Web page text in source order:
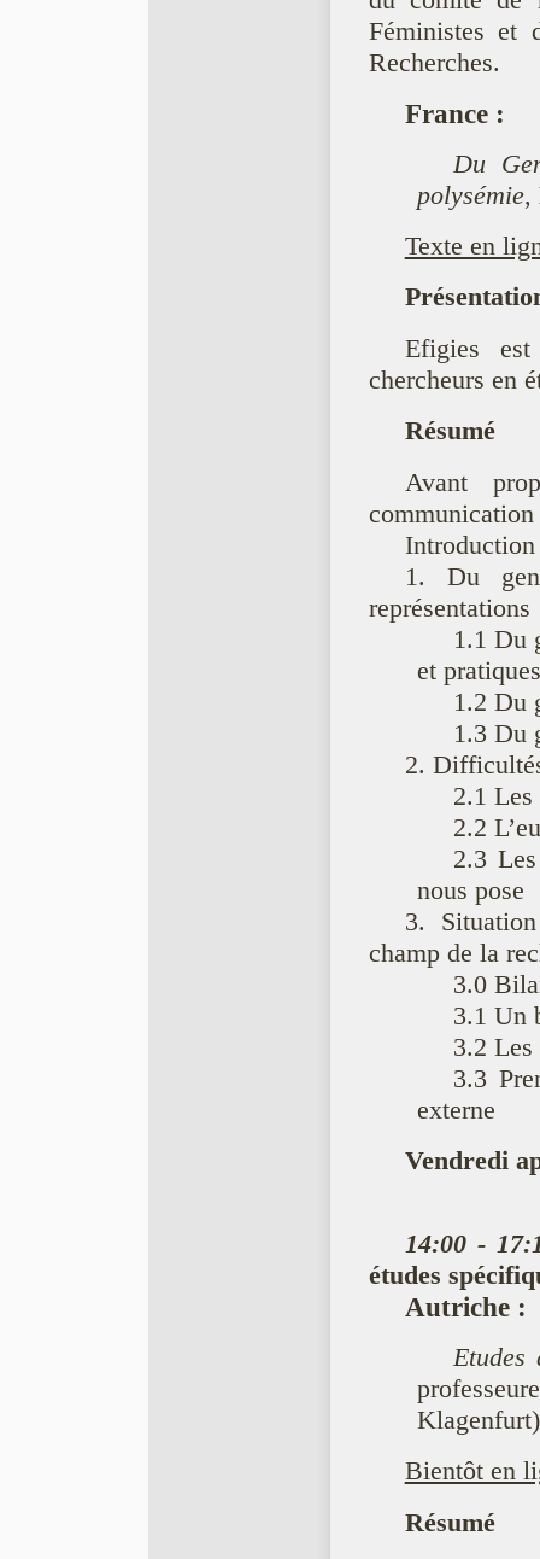
Féministes et
Recherches.
France:
Du
polysémie,
Texte en
Efigies est
chercheurs en
Résumé
Avant
communication
Introduction
1. Du
représentations
1.1 Du
et pratiques
1.2 Du
1.3 Du
2.
2.1 Les
2.2
2.3
nous pose
3.
champ de la
3.0
3.1 Un
3.2 Les
3.3
externe
Vendredi
14:00 -
études
Autriche:
Etudes
Bientôt en
Résumé